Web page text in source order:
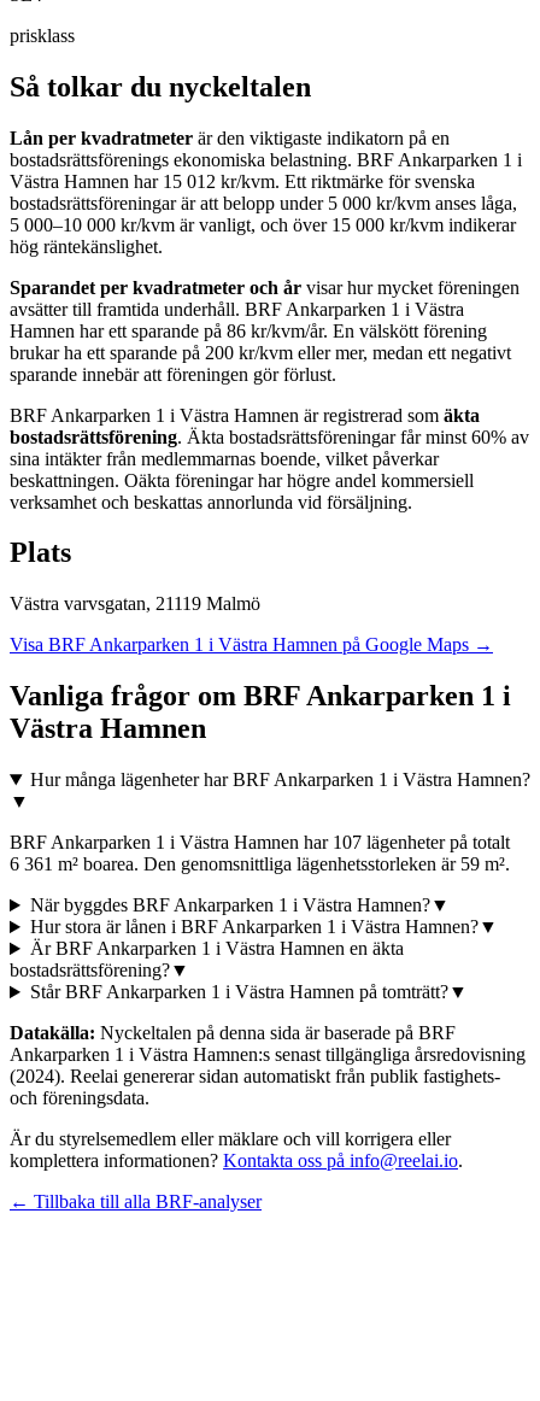
prisklass
Så tolkar du nyckeltalen
Lån per kvadratmeter är den viktigaste indikatorn på en
bostadsrättsförenings ekonomiska belastning. BRF Ankarparken 1 i
Västra Hamnen har 15 012 kr/kvm. Ett riktmärke för svenska
bostadsrättsföreningar är att belopp under 5 000 kr/kvm anses låga,
5 000–10 000 kr/kvm är vanligt, och över 15 000 kr/kvm indikerar
hög räntekänslighet.
Sparandet per kvadratmeter och år visar hur mycket föreningen
avsätter till framtida underhåll. BRF Ankarparken 1 i Västra
Hamnen har ett sparande på 86 kr/kvm/år. En välskött förening
brukar ha ett sparande på 200 kr/kvm eller mer, medan ett negativt
sparande innebär att föreningen gör förlust.
BRF Ankarparken 1 i Västra Hamnen är registrerad som äkta
bostadsrättsförening. Äkta bostadsrättsföreningar får minst 60% av
sina intäkter från medlemmarnas boende, vilket påverkar
beskattningen. Oäkta föreningar har högre andel kommersiell
verksamhet och beskattas annorlunda vid försäljning.
Plats
Västra varvsgatan, 21119 Malmö
Visa BRF Ankarparken 1 i Västra Hamnen på Google Maps →
Vanliga frågor om BRF Ankarparken 1 i
Västra Hamnen
Hur många lägenheter har BRF Ankarparken 1 i Västra Hamnen?
▼
BRF Ankarparken 1 i Västra Hamnen har 107 lägenheter på totalt
6 361 m² boarea. Den genomsnittliga lägenhetsstorleken är 59 m².
När byggdes BRF Ankarparken 1 i Västra Hamnen?▼
Hur stora är lånen i BRF Ankarparken 1 i Västra Hamnen?▼
Är BRF Ankarparken 1 i Västra Hamnen en äkta
bostadsrättsförening?▼
Står BRF Ankarparken 1 i Västra Hamnen på tomträtt?▼
Datakälla: Nyckeltalen på denna sida är baserade på BRF
Ankarparken 1 i Västra Hamnen:s senast tillgängliga årsredovisning
(2024). Reelai genererar sidan automatiskt från publik fastighets-
och föreningsdata.
Är du styrelsemedlem eller mäklare och vill korrigera eller
komplettera informationen? Kontakta oss på info@reelai.io.
← Tillbaka till alla BRF-analyser